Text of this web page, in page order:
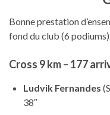
Bonne prestation
fond du club (6
Cross 9 km – 177
Ludvik Fernandes
38″